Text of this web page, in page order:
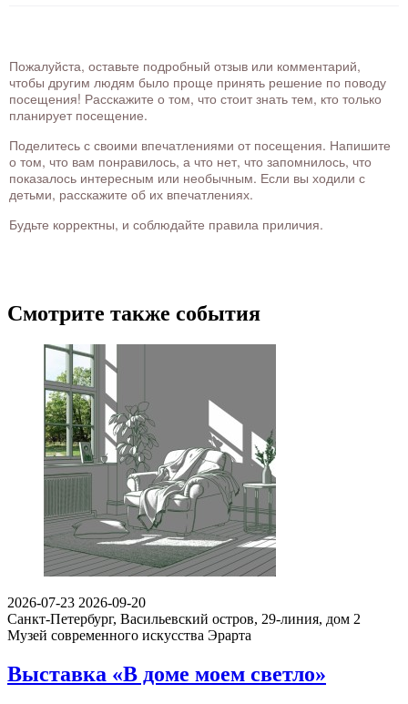
Пожалуйста, оставьте подробный отзыв или комментарий,
чтобы другим людям было проще принять решение по поводу
посещения! Расскажите о том, что стоит знать тем, кто только
планирует посещение.
Поделитесь с своими впечатлениями от посещения. Напишите
о том, что вам понравилось, а что нет, что запомнилось, что
показалось интересным или необычным. Если вы ходили с
детьми, расскажите об их впечатлениях.
Будьте корректны, и соблюдайте правила приличия.
Смотрите также события
2026-07-23 2026-09-20
Санкт-Петербург, Васильевский остров, 29-линия, дом 2
Музей современного искусства Эрарта
Выставка «В доме моем светло»